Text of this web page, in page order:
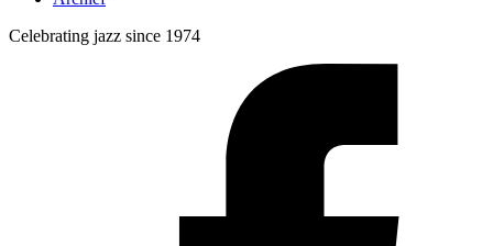
Celebrating jazz since 1974